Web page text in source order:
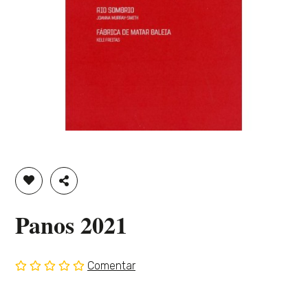
ADICIONAR À LISTA DE DESEJOS
PARTILHAR
Panos 2021
Comentar